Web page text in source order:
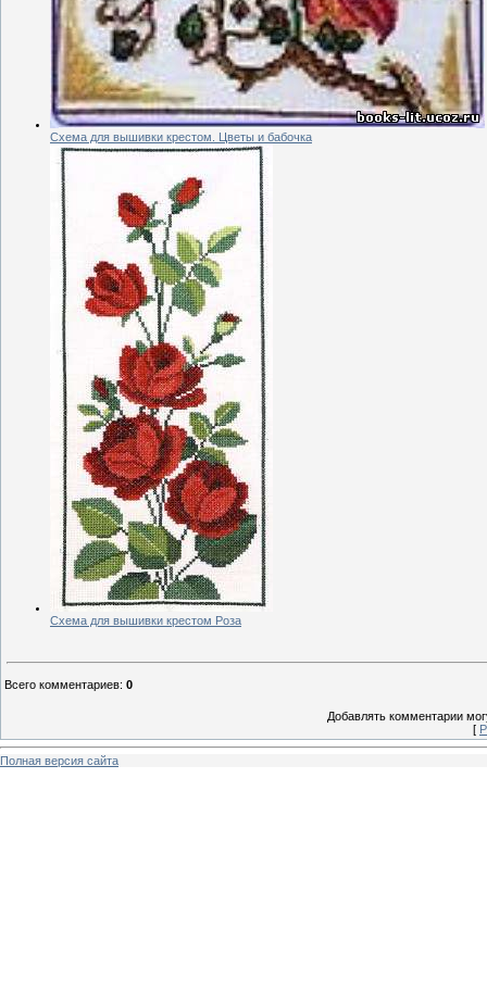
Схема для вышивки крестом. Цветы и бабочка
Схема для вышивки крестом Роза
Всего комментариев: 0
Добавлять комментарии
[
Полная версия сайта